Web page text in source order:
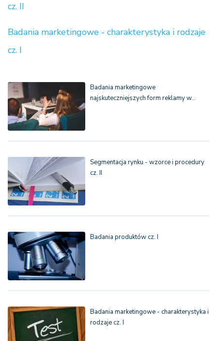
cz. II
Badania marketingowe - charakterystyka i rodzaje
cz. I
Badania marketingowe
najskuteczniejszych form reklamy w…
Segmentacja rynku - wzorce i procedury
cz. II
Badania produktów cz. I
Badania marketingowe - charakterystyka i
rodzaje cz. I